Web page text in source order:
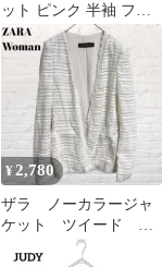
ット ピンク 半袖 フリ
ンジ L
¥2,780
ザラ ノーカラージャ
ケット ツイード フ
リンジ ホワイト フ